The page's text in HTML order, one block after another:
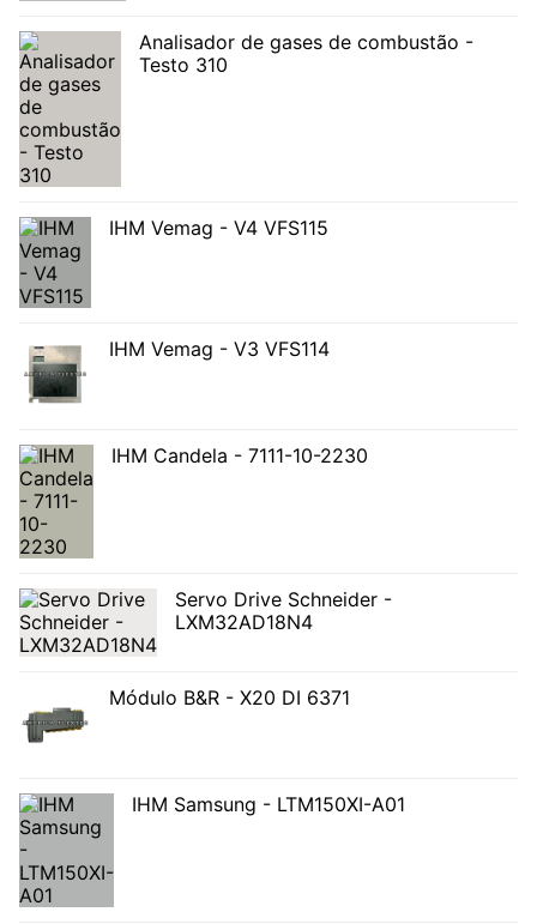
Analisador de gases de combustão -
Testo 310
IHM Vemag - V4 VFS115
IHM Vemag - V3 VFS114
IHM Candela - 7111-10-2230
Servo Drive Schneider -
LXM32AD18N4
Módulo B&R - X20 DI 6371
IHM Samsung - LTM150XI-A01